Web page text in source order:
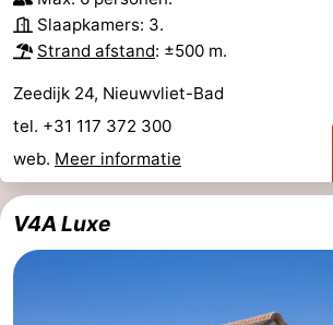
Slaapkamers: 3.
Strand afstand: ±500 m.
Zeedijk 24, Nieuwvliet-Bad
tel. +31 117 372 300
web. Meer informatie
V4A Luxe